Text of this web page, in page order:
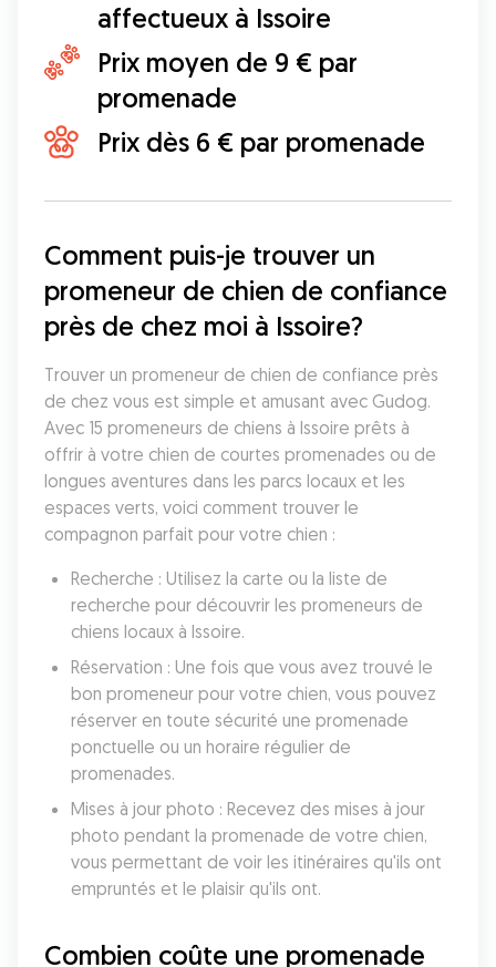
affectueux à Issoire
Prix moyen de 9 € par
promenade
Prix dès 6 € par promenade
Comment puis-je trouver un
promeneur de chien de confiance
près de chez moi à Issoire?
Trouver un promeneur de chien de confiance près
de chez vous est simple et amusant avec Gudog.
Avec 15 promeneurs de chiens à Issoire prêts à
offrir à votre chien de courtes promenades ou de
longues aventures dans les parcs locaux et les
espaces verts, voici comment trouver le
compagnon parfait pour votre chien :
Recherche : Utilisez la carte ou la liste de
recherche pour découvrir les promeneurs de
chiens locaux à Issoire.
Réservation : Une fois que vous avez trouvé le
bon promeneur pour votre chien, vous pouvez
réserver en toute sécurité une promenade
ponctuelle ou un horaire régulier de
promenades.
Mises à jour photo : Recevez des mises à jour
photo pendant la promenade de votre chien,
vous permettant de voir les itinéraires qu'ils ont
empruntés et le plaisir qu'ils ont.
Combien coûte une promenade